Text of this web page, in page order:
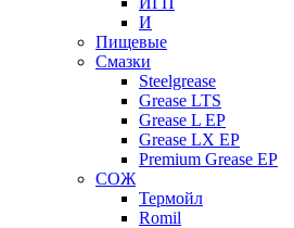
И
Пищевые
Смазки
Steelgrease
Grease LTS
Grease L EP
Grease LX EP
Premium Grease EP
СОЖ
Термойл
Romil